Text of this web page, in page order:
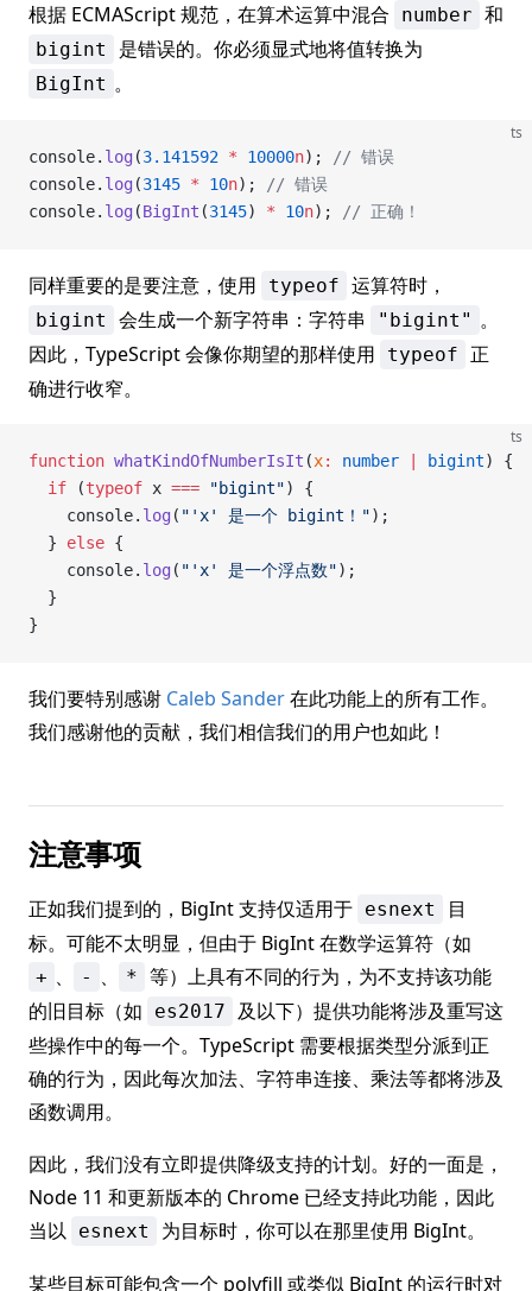
根据 ECMAScript 规范，在算术运算中混合 number 和
bigint 是错误的。你必须显式地将值转换为
BigInt 。
ts
console. log (3.141592 * 10000n);
// 错误
console. log (3145 * 10n);
// 错误
console. log (BigInt (3145) * 10n); // 正确！
同样重要的是要注意，使用 typeof 运算符时，
bigint 会生成一个新字符串：字符串 "bigint" 。
因此，TypeScript 会像你期望的那样使用
typeof
正
确进行收窄。
ts
function whatKindOfNumberIsIt (x: number bigint) {
  if
(typeof x === "bigint") {
    console.
log ( "'x' 是一个 bigint！");
  }
else {
    console.
log ( "'x' 是一个浮点数");
  }
}
我们要特别感谢 Caleb Sander在此功能上的所有工作。
我们感谢他的贡献，我们相信我们的用户也如此！
注意事项
正如我们提到的，BigInt 支持仅适用于 esnext
目
标。可能不太明显，但由于 BigInt 在数学运算符（如
+ 、 - 、 * 等）上具有不同的行为，为不支持该功能
的旧目标（如
es2017
及以下）提供功能将涉及重写这
些操作中的每一个。TypeScript 需要根据类型分派到正
确的行为，因此每次加法、字符串连接、乘法等都将涉及
函数调用。
因此，我们没有立即提供降级支持的计划。好的一面是，
Node 11 和更新版本的 Chrome 已经支持此功能，因此
当以
esnext 为目标时，你可以在那里使用 BigInt。
某些目标可能包含一个 polyfill 或类似 BigInt 的运行时对